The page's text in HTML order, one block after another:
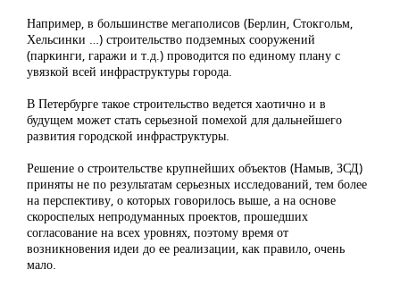
Например, в большинстве мегаполисов (Берлин, Стокгольм,
Хельсинки …) строительство подземных сооружений
(паркинги, гаражи и т.д.) проводится по единому плану с
увязкой всей инфраструктуры города.
В Петербурге такое строительство ведется хаотично и в
будущем может стать серьезной помехой для дальнейшего
развития городской инфраструктуры.
Решение о строительстве крупнейших объектов (Намыв, ЗСД)
приняты не по результатам серьезных исследований, тем более
на перспективу, о которых говорилось выше, а на основе
скороспелых непродуманных проектов, прошедших
согласование на всех уровнях, поэтому время от
возникновения идеи до ее реализации, как правило, очень
мало.